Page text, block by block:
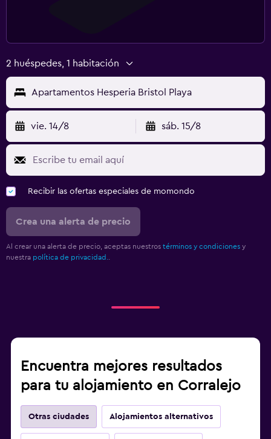
2 huéspedes, 1 habitación
Apartamentos Hesperia Bristol Playa
vie. 14/8 sáb. 15/8
Recibir las ofertas especiales de momondo
Crea una alerta de precio
Al crear una alerta de precio, aceptas nuestros términos y condiciones y
nuestra política de privacidad.
Encuentra mejores resultados
para tu alojamiento en Corralejo
Otras ciudades Alojamientos alternativos